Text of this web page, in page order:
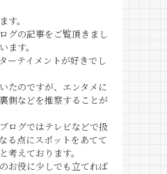
す。
グの記事をご覧頂きまし
ます。
ーテイメントが好きでし
たのですが、エンタメに
側などを推察することが
ログではテレビなどで扱
る点にスポットをあてて
考えております。
お役に少しでも立てれば